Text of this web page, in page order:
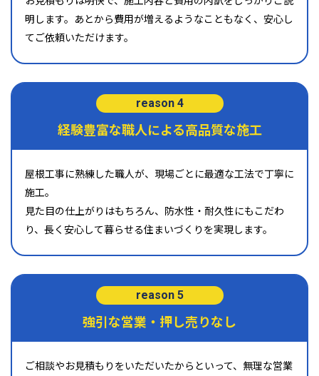
明します。あとから費用が増えるようなこともなく、安心し
てご依頼いただけます。
reason 4
経験豊富な職人による高品質な施工
屋根工事に熟練した職人が、現場ごとに最適な工法で丁寧に
施工。
見た目の仕上がりはもちろん、防水性・耐久性にもこだわ
り、長く安心して暮らせる住まいづくりを実現します。
reason 5
強引な営業・押し売りなし
ご相談やお見積もりをいただいたからといって、無理な営業